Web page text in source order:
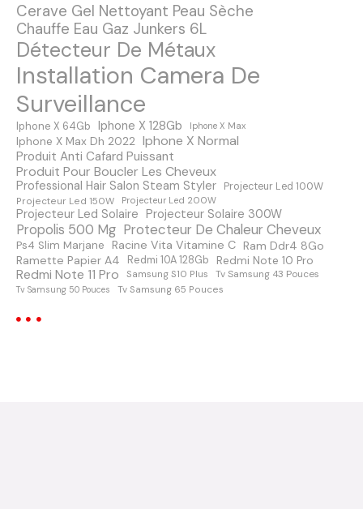
d
e
s
m
e
s
s
a
g
e
Cerave Gel Nettoyant Peau Sèche
Chauffe Eau Gaz Junkers 6L
Détecteur De Métaux
Installation Camera De
Surveillance
Iphone X 64Gb Iphone X 128Gb Iphone X Max
Iphone X Max Dh 2022 Iphone X Normal
Produit Anti Cafard Puissant
Produit Pour Boucler Les Cheveux
Professional Hair Salon Steam Styler
Projecteur Led 100W
Projecteur Led 150W
Projecteur Led 200W
Projecteur Led Solaire Projecteur Solaire 300W
Propolis 500 Mg Protecteur De Chaleur Cheveux
Ps4 Slim Marjane Racine Vita Vitamine C Ram Ddr4 8Go
Ramette Papier A4
Redmi 10A 128Gb Redmi Note 10 Pro
Redmi Note 11 Pro Samsung S10 Plus Tv Samsung 43 Pouces
Tv Samsung 50 Pouces Tv Samsung 65 Pouces